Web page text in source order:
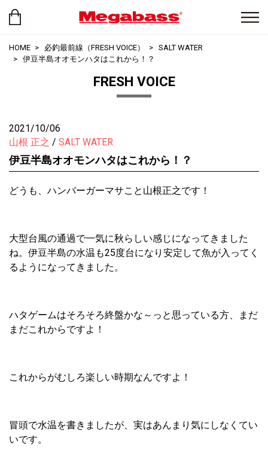
HOME 必釣最前線（FRESH VOICE）
SALT WATER
伊豆半島オオモンハタはこれから！？
FRESH VOICE
2021/10/06
山根 正之
SALT WATER
伊豆半島オオモンハタはこれから！？
どうも、ハンバーガーマサこと山根正之です！
大型台風の通過で一気に秋らしい感じになってきました
ね。伊豆半島の水温も25度台になり安定して魚が入ってく
るようになってきました。
ハタゲームはそろそろ終盤かな～っと思っている方、まだ
まだこれからですよ！
これからがむしろ楽しい時期なんですよ！
冒頭で水温を書きましたが、実はあんまり気にしなくてい
いです。